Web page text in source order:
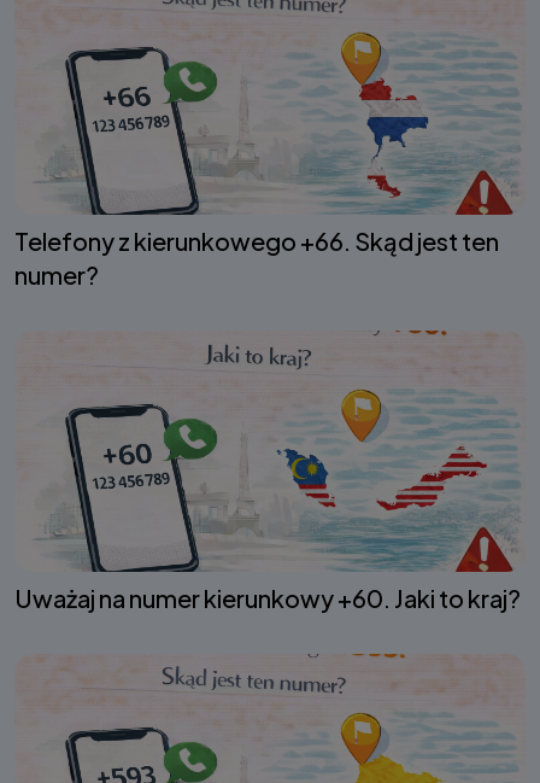
Telefony z kierunkowego +66. Skąd jest ten
numer?
Uważaj na numer kierunkowy +60. Jaki to kraj?